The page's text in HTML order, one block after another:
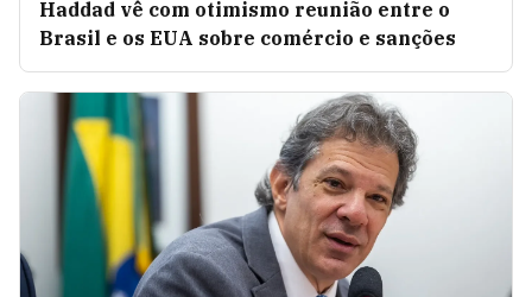
Haddad vê com otimismo reunião entre o
Brasil e os EUA sobre comércio e sanções